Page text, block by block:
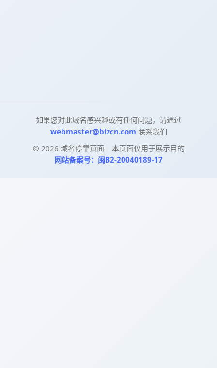
如果您对此域名感兴趣或有任何问题，请通过
webmaster@bizcn.com 联系我们
© 2026 域名停靠页面 | 本页面仅用于展示目的
网站备案号：闽B2-20040189-17